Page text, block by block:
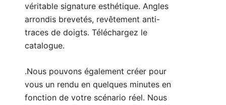
véritable signature esthétique. Angles
arrondis brevetés, revêtement anti-
traces de doigts. Téléchargez le
catalogue.
.Nous pouvons également créer pour
vous un rendu en quelques minutes en
fonction de votre scénario réel. Nous